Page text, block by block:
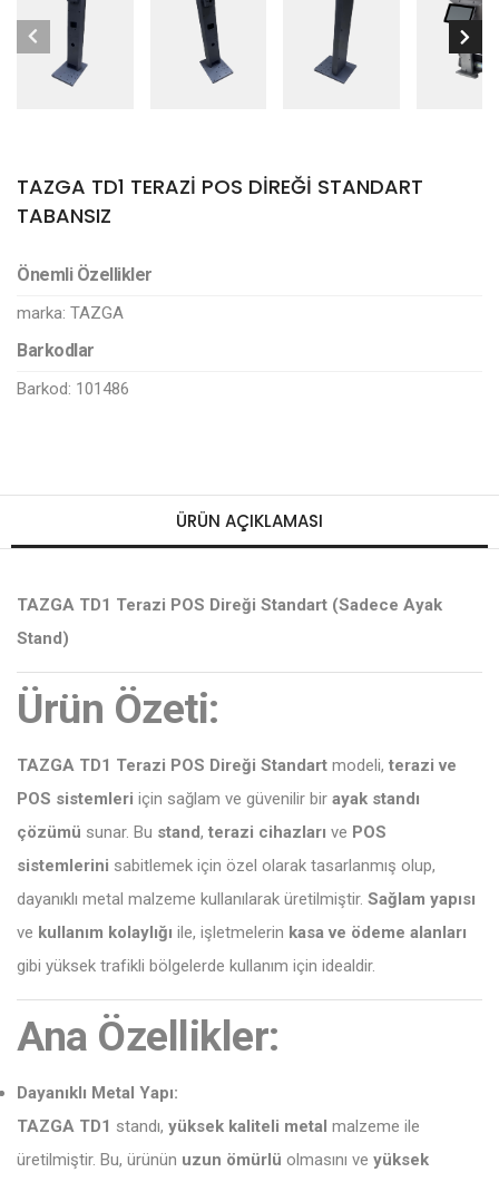
TAZGA TD1 TERAZİ POS DİREĞİ STANDART
TABANSIZ
Önemli Özellikler
marka: TAZGA
Barkodlar
Barkod: 101486
ÜRÜN AÇIKLAMASI
TAZGA TD1 Terazi POS Direği Standart (Sadece Ayak
Stand)
Ürün Özeti:
TAZGA TD1 Terazi POS Direği Standart modeli, terazi ve
POS sistemleri için sağlam ve güvenilir bir ayak standı
çözümü sunar. Bu stand, terazi cihazları ve POS
sistemlerini sabitlemek için özel olarak tasarlanmış olup,
dayanıklı metal malzeme kullanılarak üretilmiştir. Sağlam yapısı
ve kullanım kolaylığı ile, işletmelerin kasa ve ödeme alanları
gibi yüksek trafikli bölgelerde kullanım için idealdir.
Ana Özellikler:
Dayanıklı Metal Yapı:
TAZGA TD1 standı, yüksek kaliteli metal malzeme ile
üretilmiştir. Bu, ürünün uzun ömürlü olmasını ve yüksek